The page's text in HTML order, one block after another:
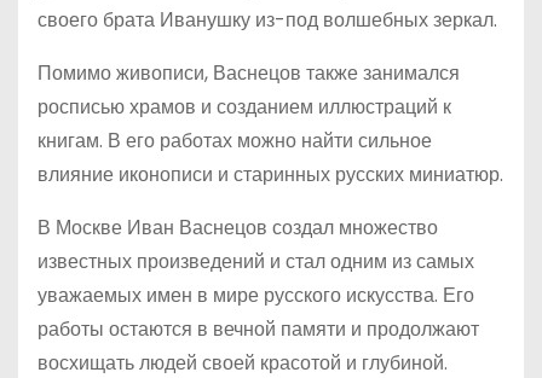
своего брата Иванушку из-под волшебных зеркал.
Помимо живописи, Васнецов также занимался
росписью храмов и созданием иллюстраций к
книгам. В его работах можно найти сильное
влияние иконописи и старинных русских миниатюр.
В Москве Иван Васнецов создал множество
известных произведений и стал одним из самых
уважаемых имен в мире русского искусства. Его
работы остаются в вечной памяти и продолжают
восхищать людей своей красотой и глубиной.